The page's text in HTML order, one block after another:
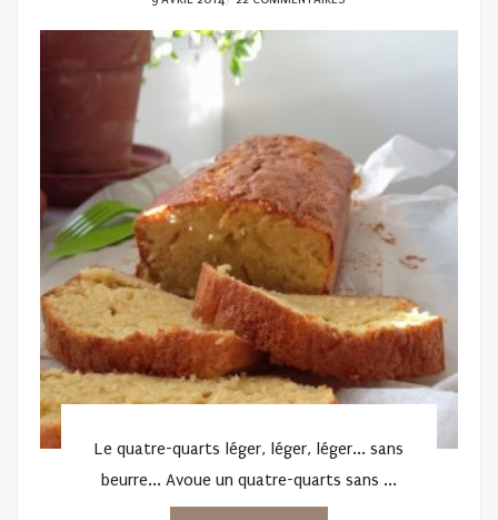
ON
Le quatre-quarts léger, léger, léger... sans
beurre... Avoue un quatre-quarts sans ...